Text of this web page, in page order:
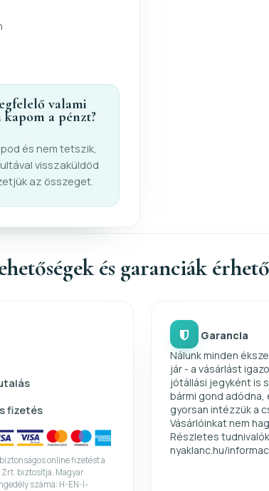
valami
kapom a pénzt?
és nem tetszik,
visszaküldöd
az összeget.
és garanciák
fizetés
online fizetést a
Zrt. biztosítja. Magyar
száma: H-EN-I-
Garancia
Nálunk minden
jár - a vásárlást
jótállási jegyként is
bármi gond adódna,
gyorsan intézzük a
Vásárlóinkat nem
Részletes
nyaklanc.hu/